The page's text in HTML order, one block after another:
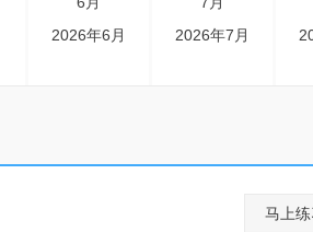
2026年7月
2026年6月
马上练